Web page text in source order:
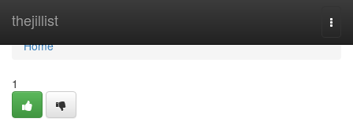
thejillist
Home
Home
1